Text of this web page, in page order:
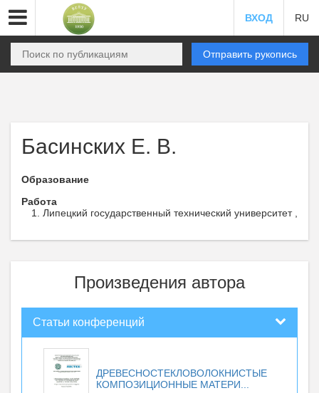
ВХОД RU
Отправить рукопись
Басинских Е. В.
Образование
Работа
Липецкий государственный технический университет ,
Произведения автора
Статьи конференций
ДРЕВЕСНОСТЕКЛОВОЛОКНИСТЫЕ
КОМПОЗИЦИОННЫЕ МАТЕРИ...